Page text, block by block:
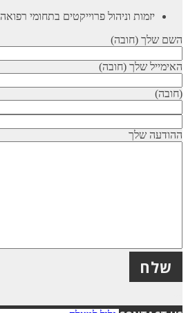
יזמות וניהול פרוייקטים בתחומי
השם שלך (חובה)
האימייל שלך (חובה)
(חובה)
ההודעה שלך